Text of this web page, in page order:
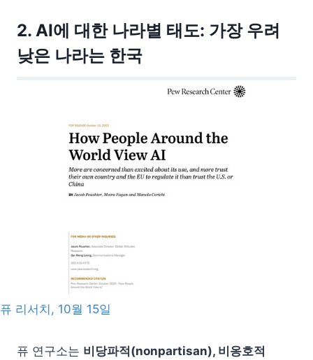
2. AI에 대한 나라별 태도: 가장 우려
낮은 나라는 한국
퓨 리서치, 10월 15일
퓨 연구소는 비당파적(nonpartisan), 비옹호적